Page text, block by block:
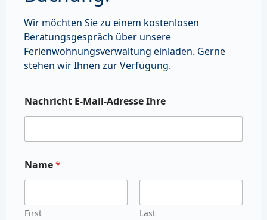
Wir möchten Sie zu einem kostenlosen
Beratungsgespräch über unsere
Ferienwohnungsverwaltung einladen. Gerne
stehen wir Ihnen zur Verfügung.
Nachricht E-Mail-Adresse Ihre
Name*
First Last